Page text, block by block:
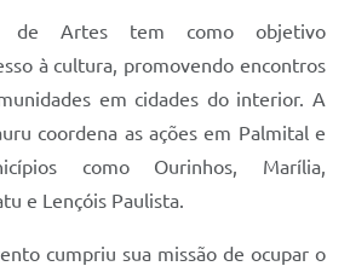
de Artes tem como objetivo
à cultura, promovendo encontros
em cidades do interior. A
coordena as ações em Palmital e
como Ourinhos, Marília,
e Lençóis Paulista.
cumpriu sua missão de ocupar o